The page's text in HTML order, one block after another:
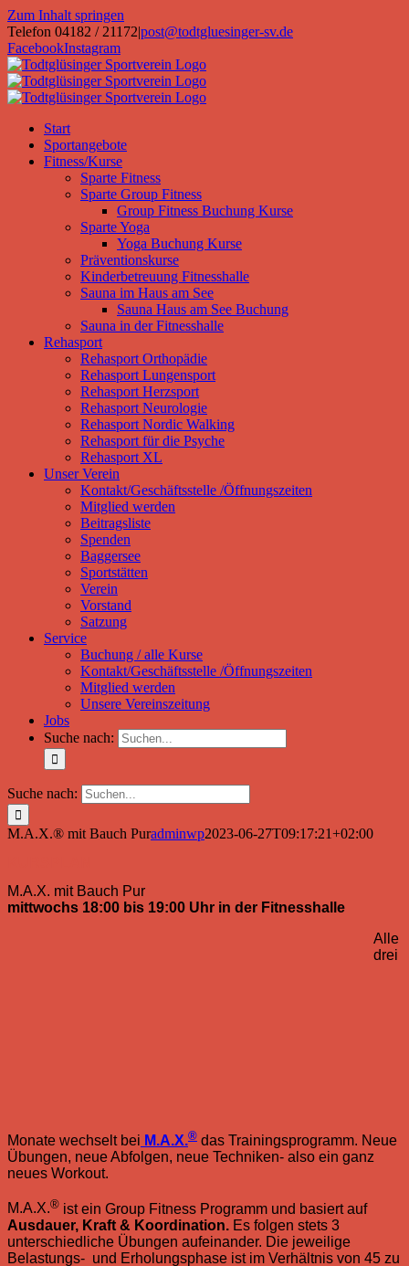
Zum Inhalt springen
Telefon 04182 / 21172|post@todtgluesinger-sv.de
FacebookInstagram
Start
Sportangebote
Fitness/Kurse
Sparte Fitness
Sparte Group Fitness
Group Fitness Buchung Kurse
Sparte Yoga
Yoga Buchung Kurse
Präventionskurse
Kinderbetreuung Fitnesshalle
Sauna im Haus am See
Sauna Haus am See Buchung
Sauna in der Fitnesshalle
Rehasport
Rehasport Orthopädie
Rehasport Lungensport
Rehasport Herzsport
Rehasport Neurologie
Rehasport Nordic Walking
Rehasport für die Psyche
Rehasport XL
Unser Verein
Kontakt/Geschäftsstelle /Öffnungszeiten
Mitglied werden
Beitragsliste
Spenden
Baggersee
Sportstätten
Verein
Vorstand
Satzung
Service
Buchung / alle Kurse
Kontakt/Geschäftsstelle /Öffnungszeiten
Mitglied werden
Unsere Vereinszeitung
Jobs
Suche nach:
Suche nach:
M.A.X.® mit Bauch Puradminwp2023-06-27T09:17:21+02:00
M.A.X. mit Bauch Pur
mittwochs 18:00 bis 19:00 Uhr in der Fitnesshalle
A lle
drei
Monate wechselt bei M.A.X.® das Trainingsprogramm. Neue
Übungen, neue Abfolgen, neue Techniken- also ein ganz
neues Workout.
M.A.X.® ist ein Group Fitness Programm und basiert auf
Ausdauer, Kraft & Koordination. Es folgen stets 3
unterschiedliche Übungen aufeinander. Die jeweilige
Belastungs- und Erholungsphase ist im Verhältnis von 45 zu